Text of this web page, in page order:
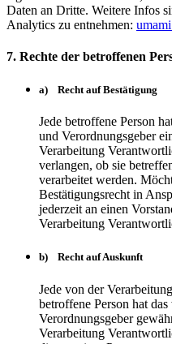
Daten an Dritte. Weitere Infos
Analytics zu entnehmen:
7. Rechte der betroffenen
a) Recht auf Bestätigung
Jede betroffene Person
und Verordnungsgeber
Verarbeitung
verlangen, ob sie
verarbeitet werden.
Bestätigungsrecht in
jederzeit an einen
Verarbeitung
b) Recht auf Auskunft
Jede von der
betroffene Person hat
Verordnungsgeber
Verarbeitung